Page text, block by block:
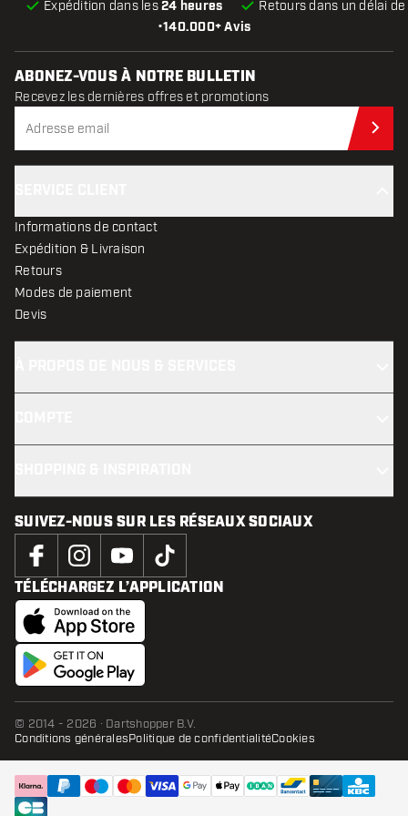
•140.000+ Avis
Expédition dans les24 heures Retours dans un délai de
ABONEZ-VOUS À NOTRE BULLETIN
Recevez les dernières offres et promotions
Informations de contact
Expédition & Livraison
Retours
Modes de paiement
Devis
SUIVEZ-NOUS SUR LES RÉSEAUX SOCIAUX
TÉLÉCHARGEZ L’APPLICATION
© 2014 - 2026 · Dartshopper B.V.
Conditions généralesPolitique de confidentialitéCookies